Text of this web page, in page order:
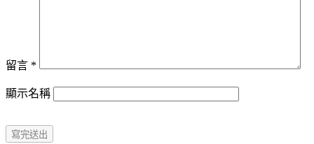
留言 *
顯示名稱